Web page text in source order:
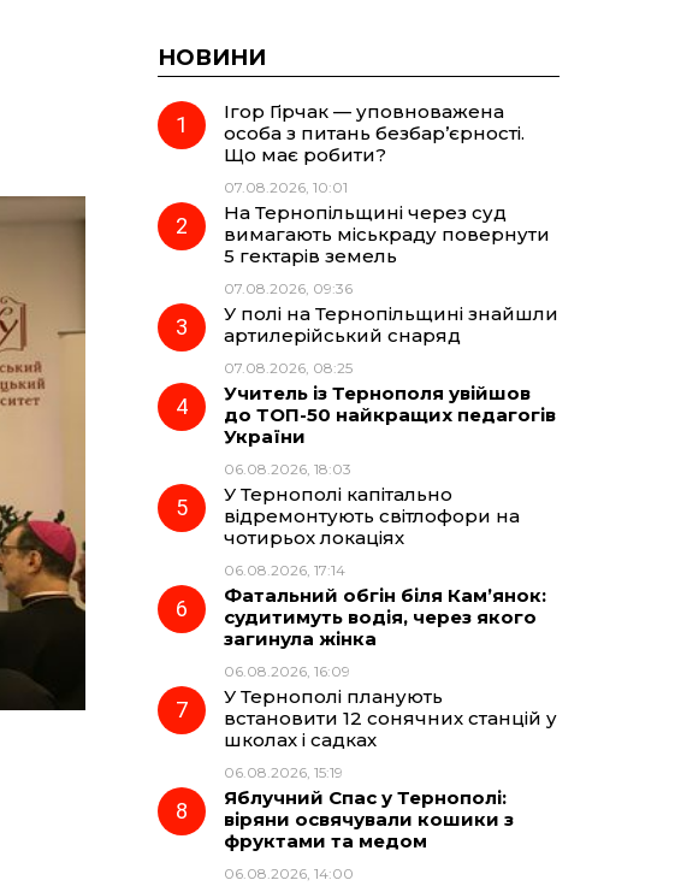
НОВИНИ
Ігор Гірчак — уповноважена
особа з питань безбар’єрності.
Що має робити?
07.08.2026, 10:01
На Тернопільщині через суд
вимагають міськраду повернути
5 гектарів земель
07.08.2026, 09:36
У полі на Тернопільщині знайшли
артилерійський снаряд
07.08.2026, 08:25
Учитель із Тернополя увійшов
до ТОП-50 найкращих педагогів
України
06.08.2026, 18:03
У Тернополі капітально
відремонтують світлофори на
чотирьох локаціях
06.08.2026, 17:14
Фатальний обгін біля Кам’янок:
судитимуть водія, через якого
загинула жінка
06.08.2026, 16:09
У Тернополі планують
встановити 12 сонячних станцій у
школах і садках
06.08.2026, 15:19
Яблучний Спас у Тернополі:
віряни освячували кошики з
фруктами та медом
06.08.2026, 14:00